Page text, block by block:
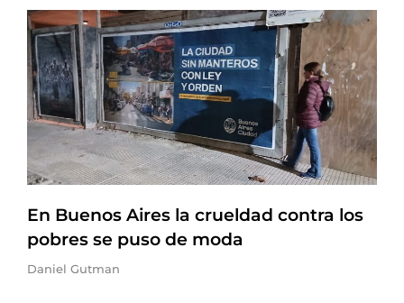
En Buenos Aires la crueldad contra los
pobres se puso de moda
Daniel Gutman